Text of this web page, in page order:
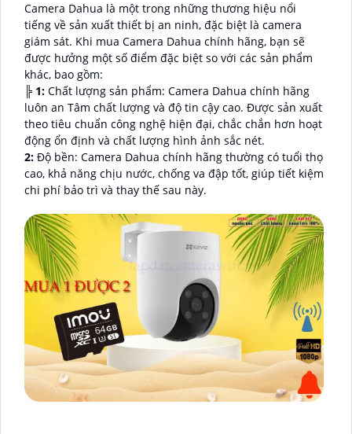
Camera Dahua là một trong những thương hiệu nổi
tiếng về sản xuất thiết bị an ninh, đặc biệt là camera
giám sát. Khi mua Camera Dahua chính hãng, bạn sẽ
được hưởng một số điểm đặc biệt so với các sản phẩm
khác, bao gồm:
╠ 1: Chất lượng sản phẩm: Camera Dahua chính hãng
luôn an Tâm chất lượng và độ tin cậy cao. Được sản xuất
theo tiêu chuẩn công nghệ hiện đại, chắc chắn hơn hoạt
động ổn định và chất lượng hình ảnh sắc nét.
2: Độ bền: Camera Dahua chính hãng thường có tuổi thọ
cao, khả năng chịu nước, chống va đập tốt, giúp tiết kiệm
chi phí bảo trì và thay thế sau này.